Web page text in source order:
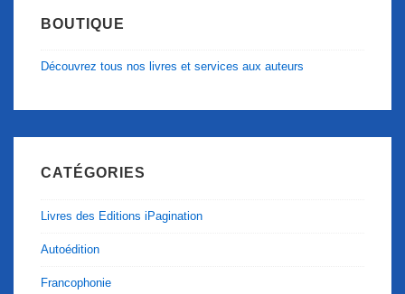
BOUTIQUE
Découvrez tous nos livres et services aux auteurs
CATÉGORIES
Livres des Editions iPagination
Autoédition
Francophonie